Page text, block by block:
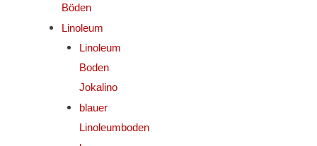
Böden
Linoleum
Linoleum
Boden
Jokalino
blauer
Linoleumboden